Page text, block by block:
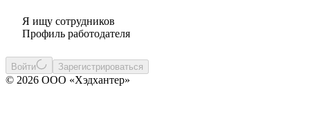
Я ищу сотрудников
Профиль работодателя
Войти Зарегистрироваться
© 2026 ООО «Хэдхантер»